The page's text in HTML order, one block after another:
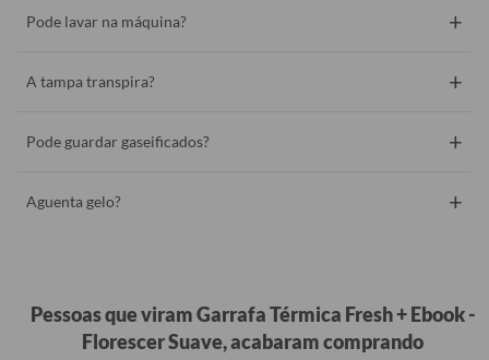
Pode lavar na máquina? +
A tampa transpira? +
Pode guardar gaseificados? +
Aguenta gelo? +
Pessoas que viram Garrafa Térmica Fresh + Ebook -
Florescer Suave, acabaram comprando